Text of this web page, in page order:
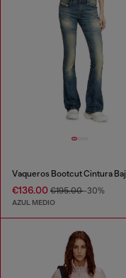
€136.00 €195.00-30%
AZUL MEDIO